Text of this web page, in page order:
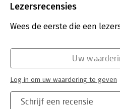
groep Molukkers, vertelt Coen
vertellen samen een indringend
Uitgever:
Verschijningsdatum:
10-2-2025
Literatuur
Lezersrecensies
Wees de eerste die een
Schrijf een recensie
Uw
Log in om uw waardering te geven